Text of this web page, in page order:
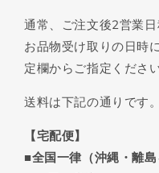
通常、ご注文後2営業日
お品物受け取りの日時
定欄からご指定ください
送料は下記の通りです。
【宅配便】
■全国一律（沖縄・離島